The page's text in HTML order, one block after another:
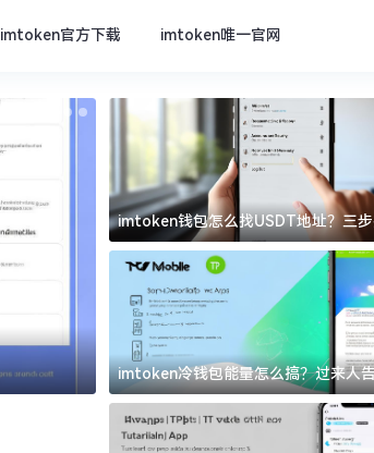
imtoken官方下载 imtoken唯一官网
imtoken官方下载
imtoken钱包怎么找USDT地址？三步
坑
imtoken冷钱包能量怎么搞？过来人
道